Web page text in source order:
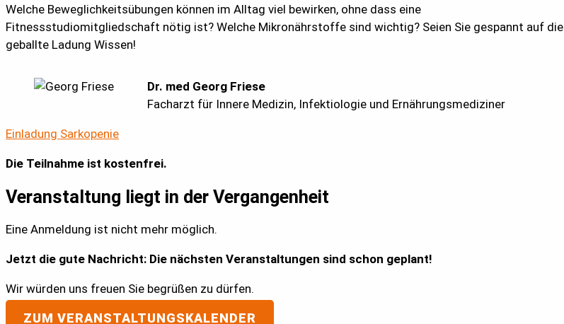
Welche Beweglichkeitsübungen können im Alltag viel bewirken, ohne dass eine
Fitnessstudiomitgliedschaft nötig ist? Welche Mikronährstoffe sind wichtig? Seien Sie gespannt auf die
geballte Ladung Wissen!
Dr. med Georg Friese
Facharzt für Innere Medizin, Infektiologie und Ernährungsmediziner
Einladung Sarkopenie
Die Teilnahme ist kostenfrei.
Veranstaltung liegt in der Vergangenheit
Eine Anmeldung ist nicht mehr möglich.
Jetzt die gute Nachricht: Die nächsten Veranstaltungen sind schon geplant!
Wir würden uns freuen Sie begrüßen zu dürfen.
ZUM VERANSTALTUNGSKALENDER